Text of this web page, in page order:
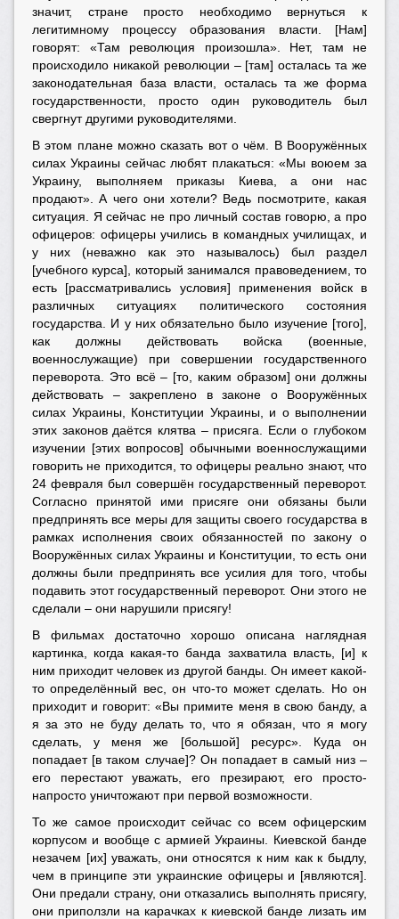
значит, стране просто необходимо вернуться к
легитимному процессу образования власти. [Нам]
говорят: «Там революция произошла». Нет, там не
происходило никакой революции – [там] осталась та же
законодательная база власти, осталась та же форма
государственности, просто один руководитель был
свергнут другими руководителями.
В этом плане можно сказать вот о чём. В Вооружённых
силах Украины сейчас любят плакаться: «Мы воюем за
Украину, выполняем приказы Киева, а они нас
продают». А чего они хотели? Ведь посмотрите, какая
ситуация. Я сейчас не про личный состав говорю, а про
офицеров: офицеры учились в командных училищах, и
у них (неважно как это называлось) был раздел
[учебного курса], который занимался правоведением, то
есть [рассматривались условия] применения войск в
различных ситуациях политического состояния
государства. И у них обязательно было изучение [того],
как должны действовать войска (военные,
военнослужащие) при совершении государственного
переворота. Это всё – [то, каким образом] они должны
действовать – закреплено в законе о Вооружённых
силах Украины, Конституции Украины, и о выполнении
этих законов даётся клятва – присяга. Если о глубоком
изучении [этих вопросов] обычными военнослужащими
говорить не приходится, то офицеры реально знают, что
24 февраля был совершён государственный переворот.
Согласно принятой ими присяге они обязаны были
предпринять все меры для защиты своего государства в
рамках исполнения своих обязанностей по закону о
Вооружённых силах Украины и Конституции, то есть они
должны были предпринять все усилия для того, чтобы
подавить этот государственный переворот. Они этого не
сделали – они нарушили присягу!
В фильмах достаточно хорошо описана наглядная
картинка, когда какая-то банда захватила власть, [и] к
ним приходит человек из другой банды. Он имеет какой-
то определённый вес, он что-то может сделать. Но он
приходит и говорит: «Вы примите меня в свою банду, а
я за это не буду делать то, что я обязан, что я могу
сделать, у меня же [большой] ресурс». Куда он
попадает [в таком случае]? Он попадает в самый низ –
его перестают уважать, его презирают, его просто-
напросто уничтожают при первой возможности.
То же самое происходит сейчас со всем офицерским
корпусом и вообще с армией Украины. Киевской банде
незачем [их] уважать, они относятся к ним как к быдлу,
чем в принципе эти украинские офицеры и [являются].
Они предали страну, они отказались выполнять присягу,
они приползли на карачках к киевской банде лизать им